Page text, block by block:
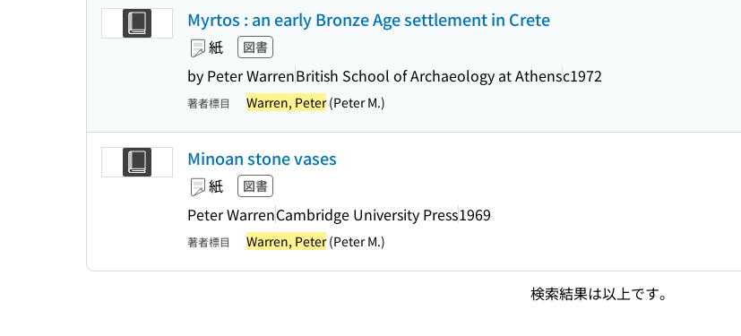
Myrtos : an early Bronze Age settlement in Crete
紙 図書
by Peter WarrenBritish School of Archaeology at Athensc1972
著者標目 Warren, Peter(Peter M.)
Minoan stone vases
紙 図書
Peter WarrenCambridge University Press1969
著者標目 Warren, Peter(Peter M.)
検索結果は以上です。